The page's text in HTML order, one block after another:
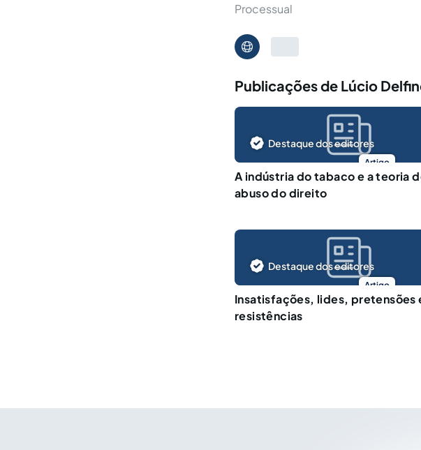
Processual
Publicações de Lúcio
Artigo
Destaque dos editores
A indústria do tabaco e a teoria
abuso do direito
Artigo
Destaque dos editores
Insatisfações, lides, pretensões
resistências